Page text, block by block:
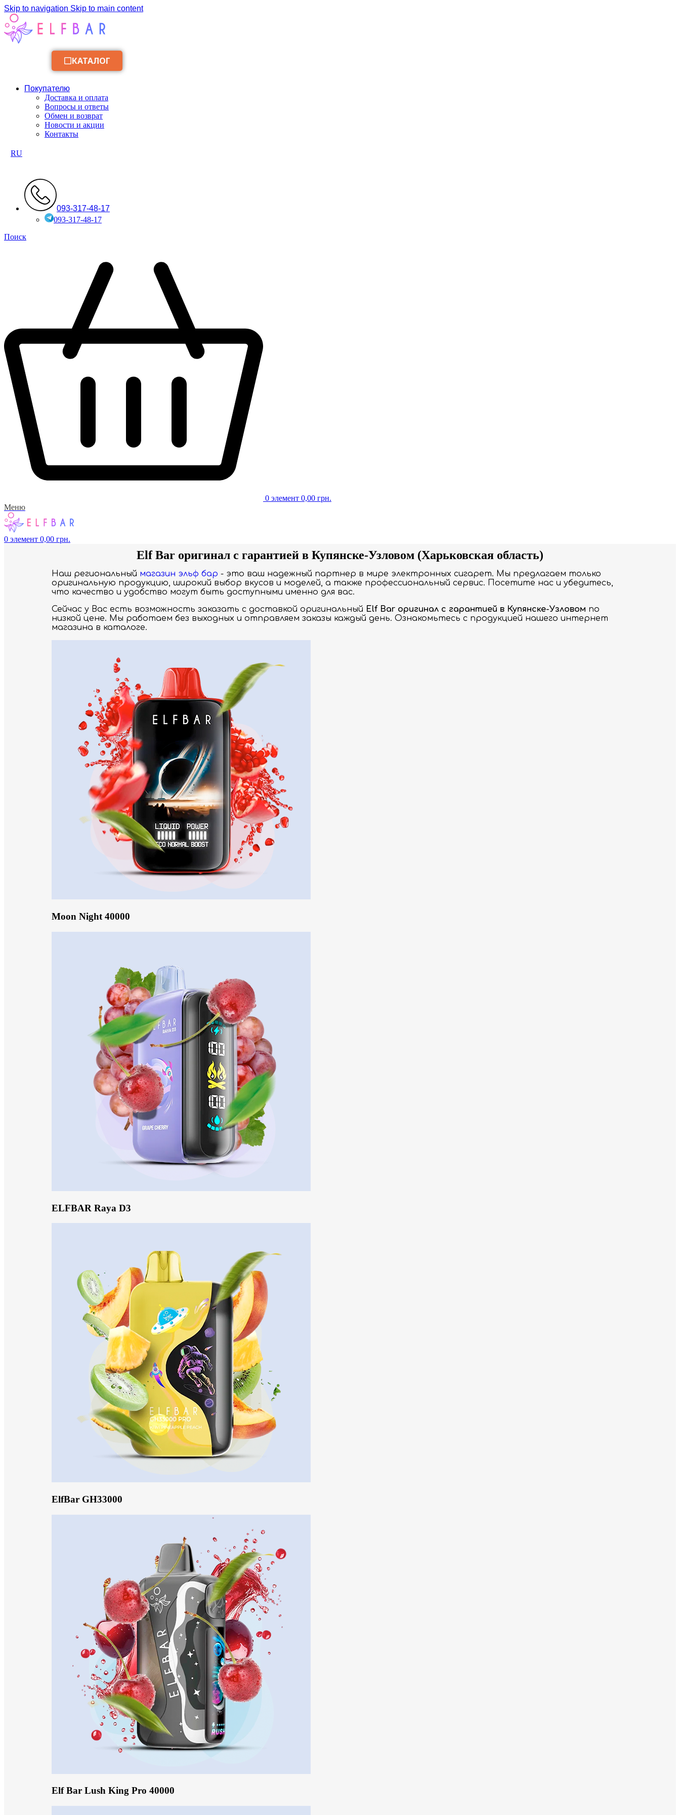
Skip to navigation Skip to main content
КАТАЛОГ
Покупателю
Доставка и оплата
Вопросы и ответы
Обмен и возврат
Новости и акции
Контакты
RU
093-317-48-17
093-317-48-17
Поиск
0 элемент 0,00 грн.
Меню
0 элемент 0,00 грн.
Elf Bar оригинал с гарантией в Купянске-Узловом (Харьковская область)
Наш региональный магазин эльф бар - это ваш надежный партнер в мире электронных сигарет. Мы предлагаем только
оригинальную продукцию, широкий выбор вкусов и моделей, а также профессиональный сервис. Посетите нас и убедитесь,
что качество и удобство могут быть доступными именно для вас.
Сейчас у Вас есть возможность заказать с доставкой оригинальный Elf Bar оригинал с гарантией в Купянске-Узловом по
низкой цене. Мы работаем без выходных и отправляем заказы каждый день. Ознакомьтесь с продукцией нашего интернет
магазина в каталоге.
Moon Night 40000
ELFBAR Raya D3
ElfBar GH33000
Elf Bar Lush King Pro 40000